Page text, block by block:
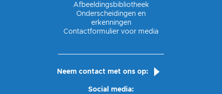
Afbeeldingsbibliotheek
Onderscheidingen en
erkenningen
Contactformulier voor media
Neem contact met ons op:
Social media: